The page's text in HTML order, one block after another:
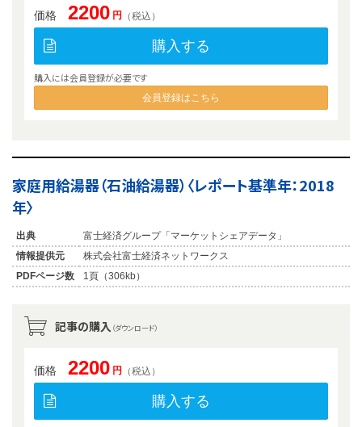
価格 2200 円 （税込）
購入する
購入には会員登録が必要です
会員登録はこちら
家庭用給湯器（石油給湯器）〈レポート基準年：2018
年〉
出典
富士経済グループ「マーケットシェアデータ」
情報提供元
株式会社富士経済ネットワークス
PDFページ数
1頁（306kb）
記事の購入 （ダウンロード）
価格 2200 円 （税込）
購入する